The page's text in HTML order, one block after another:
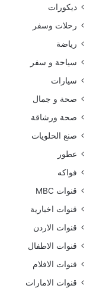
ديكورات
رحلات وسفر
رياضة
سياحة و سفر
سيارات
صحة و جمال
صحة ورشاقة
صنع الحلويات
عطور
فواكه
قنوات MBC
قنوات اخبارية
قنوات الاردن
قنوات الاطفال
قنوات الافلام
قنوات الامارات